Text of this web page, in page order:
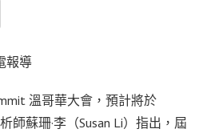
報導
溫哥華大會，預計將於
師蘇珊·李（Susan Li）指出，屆